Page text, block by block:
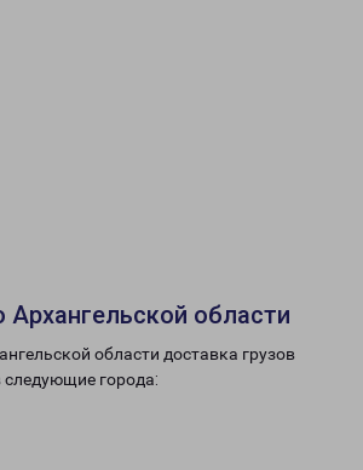
Архангельской области
области доставка грузов
следующие города: